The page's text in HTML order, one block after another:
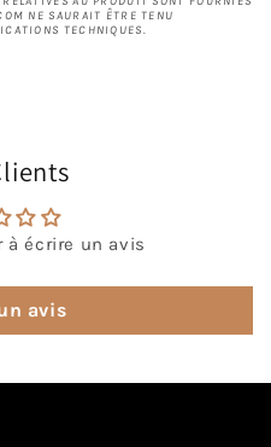
NE SAURAIT ÊTRE TENU
TECHNIQUES.
à écrire un avis
avis